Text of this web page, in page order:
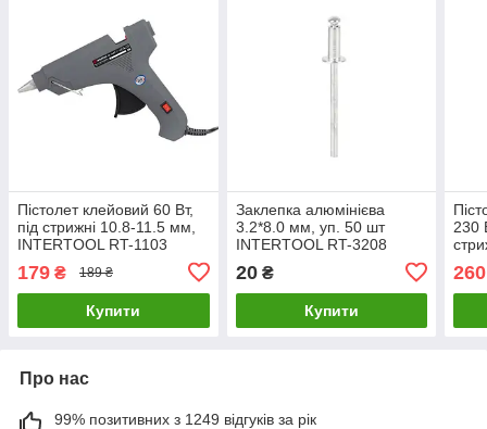
Пістолет клейовий 60 Вт,
під стрижні 10.8-11.5 мм,
INTERTOOL RT-1103
179 ₴ 189 ₴
Купити
Заклепка алюмінієва
3.2*8.0 мм, уп. 50 шт
INTERTOOL RT-3208
20₴
Купити
230
260
Про нас
99% позитивних з 1249 відгуків за рік